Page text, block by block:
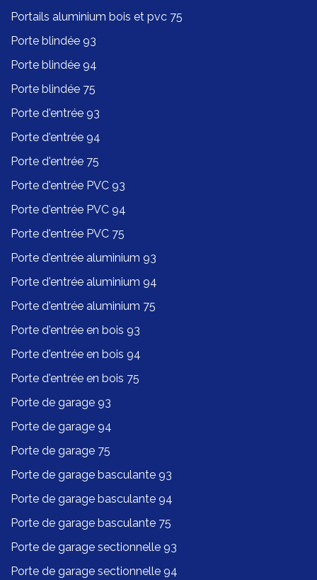
Portails aluminium bois et pvc 75
Porte blindée 93
Porte blindée 94
Porte blindée 75
Porte d'entrée 93
Porte d'entrée 94
Porte d'entrée 75
Porte d'entrée PVC 93
Porte d'entrée PVC 94
Porte d'entrée PVC 75
Porte d'entrée aluminium 93
Porte d'entrée aluminium 94
Porte d'entrée aluminium 75
Porte d'entrée en bois 93
Porte d'entrée en bois 94
Porte d'entrée en bois 75
Porte de garage 93
Porte de garage 94
Porte de garage 75
Porte de garage basculante 93
Porte de garage basculante 94
Porte de garage basculante 75
Porte de garage sectionnelle 93
Porte de garage sectionnelle 94